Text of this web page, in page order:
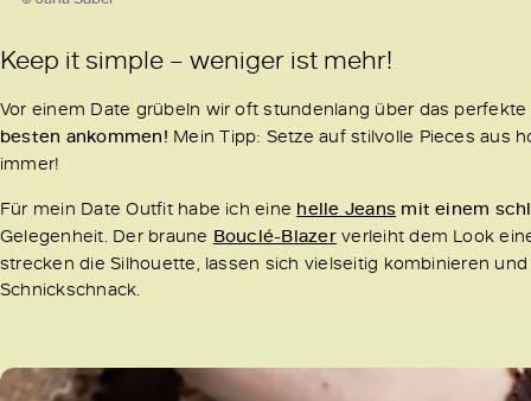
Keep it simple – weniger ist mehr!
Vor einem Date grübeln wir oft stundenlang über das
besten ankommen! Mein Tipp: Setze auf stilvolle Pieces aus
immer!
Für mein Date Outfit habe ich eine helle Jeans mit einem
Gelegenheit. Der braune Bouclé-Blazerverleiht dem Look
strecken die Silhouette, lassen sich vielseitig kombinieren
Schnickschnack.